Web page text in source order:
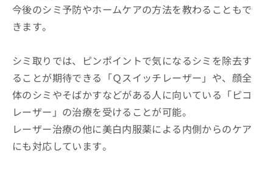
今後のシミ予防やホームケアの方法を教わることもで
きます。
シミ取りでは、ピンポイントで気になるシミを除去す
ることが期待できる「Ｑスイッチレーザー」や、顔全
体のシミやそばかすなどがある人に向いている「ピコ
レーザー」の治療を受けることが可能。
レーザー治療の他に美白内服薬による内側からのケア
にも対応しています。